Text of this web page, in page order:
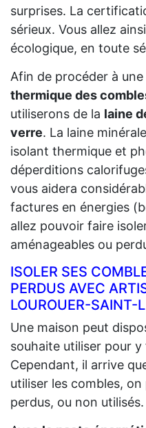
surprises. La
sérieux. Vous allez
écologique, en toute
Afin de procéder à
thermique des
utiliserons de la laine
verre. La laine
isolant thermique et
déperditions
vous aidera
factures en énergies
allez pouvoir faire
aménageables ou
ISOLER SES
PERDUS AVEC
LOUROUER-SAINT-
Une maison peut
souhaite utiliser pour y
Cependant, il arrive
utiliser les combles,
perdus, ou non utilisés.